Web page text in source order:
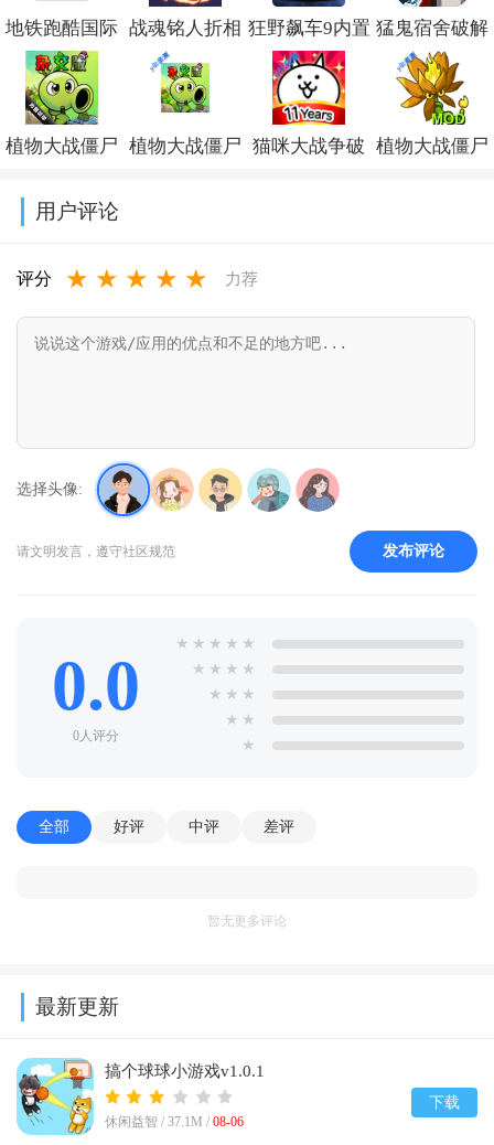
地铁跑酷国际
服破解版下载
(Subway
Surf)v3.67.0
战魂铭人折相
思内置修改器
最新版v3.4.0
狂野飙车9内置
修改器最新版
本v52.1.2a破解
版
猛鬼宿舍破解
版下载无限金
币无限闪电最
新版v2.5.20
植物大战僵尸
(Plants vs
Zombies Super
植物大战僵尸
v0.25.5
猫咪大战争破 植物大战僵尸
Mod)v3.8.1
用户评论
评分 ★ ★ ★ ★ ★ 力荐
选择头像:
请文明发言，遵守社区规范 发布评论
0.0
0人评分
★ ★ ★ ★ ★
★ ★ ★ ★
★ ★ ★
★ ★
★
全部 好评 中评 差评
暂无更多评论
最新更新
搞个球球小游戏v1.0.1
休闲益智 / 37.1M / 08-06
下载